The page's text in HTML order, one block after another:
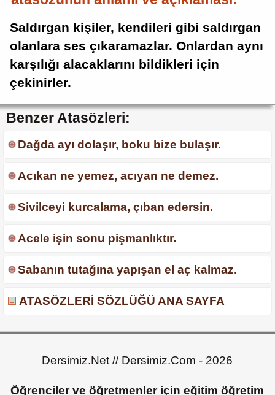
Saldırgan kişiler, kendileri gibi saldırgan
olanlara ses çıkaramazlar. Onlardan aynı
karşılığı alacaklarını bildikleri için
çekinirler.
Benzer Atasözleri:
Dağda ayı dolaşır, boku bize bulaşır.
Acıkan ne yemez, acıyan ne demez.
Sivilceyi kurcalama, çıban edersin.
Acele işin sonu pişmanlıktır.
Sabanın tutağına yapışan el aç kalmaz.
ATASÖZLERİ SÖZLÜĞÜ ANA SAYFA
Dersimiz.Net // Dersimiz.Com - 2026
Öğrenciler ve öğretmenler için eğitim öğretim